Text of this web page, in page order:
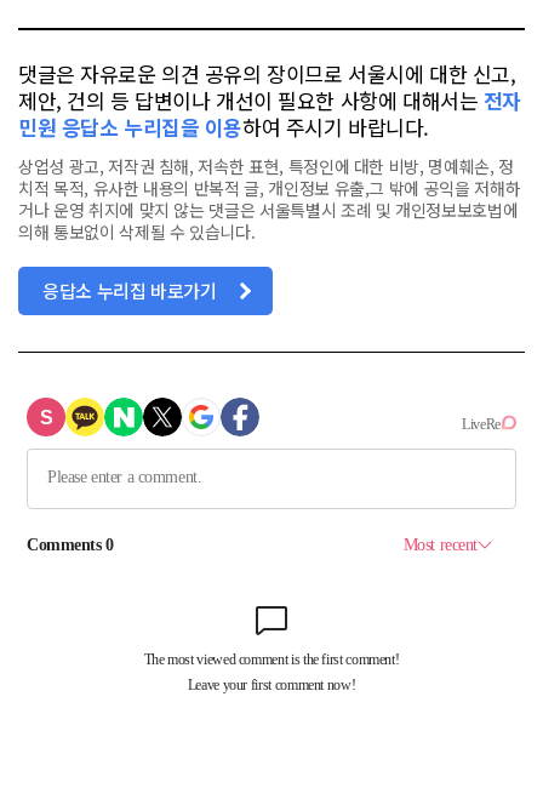
댓글은 자유로운 의견 공유의 장이므로 서울시에 대한 신고,
제안, 건의 등 답변이나 개선이 필요한 사항에 대해서는 전자
민원 응답소 누리집을 이용하여 주시기 바랍니다.
상업성 광고, 저작권 침해, 저속한 표현, 특정인에 대한 비방, 명예훼손, 정
치적 목적, 유사한 내용의 반복적 글, 개인정보 유출,그 밖에 공익을 저해하
거나 운영 취지에 맞지 않는 댓글은 서울특별시 조례 및 개인정보보호법에
의해 통보없이 삭제될 수 있습니다.
응답소 누리집 바로가기